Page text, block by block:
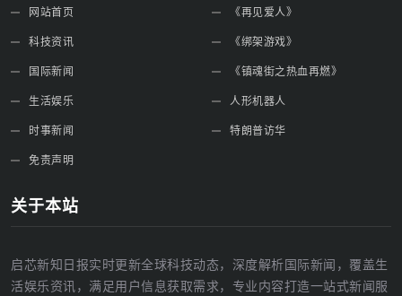
网站首页
科技资讯
国际新闻
生活娱乐
时事新闻
免责声明
《再见爱人》
《绑架游戏》
《镇魂街之热血再燃》
人形机器人
特朗普访华
关于本站
启芯新知日报实时更新全球科技动态，深度解析国际新闻，覆盖生
活娱乐资讯，满足用户信息获取需求，专业内容打造一站式新闻服